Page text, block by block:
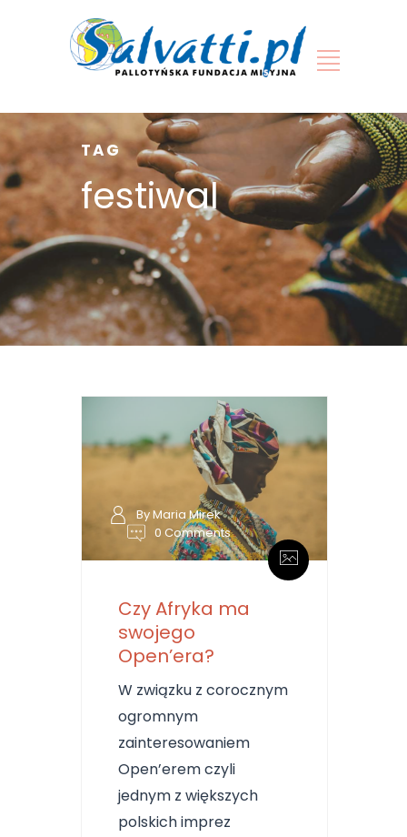
TAG
festiwal
By Maria Mirek
0 Comments
Czy Afryka ma
swojego
Open’era?
W związku z corocznym
ogromnym
zainteresowaniem
Open’erem czyli
jednym z większych
polskich imprez